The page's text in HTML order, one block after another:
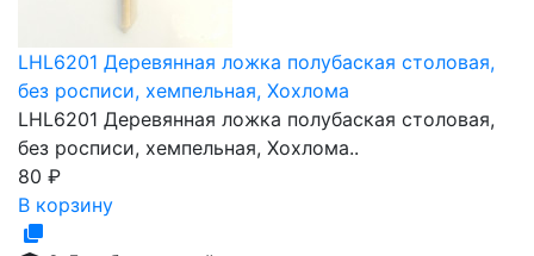
LHL6201 Деревянная ложка полубаская столовая,
без росписи, хемпельная, Хохлома
LHL6201 Деревянная ложка полубаская столовая,
без росписи, хемпельная, Хохлома..
80 ₽
В корзину